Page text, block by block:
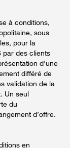
à conditions,
sous
pour la
par des clients
d’une
différé de
validation de la
Un seul
du
d’offre.
en